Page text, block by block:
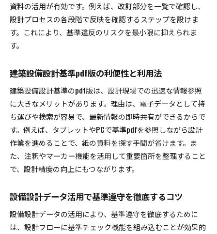
資料の活用が有効です。例えば、改訂部分を一覧で確認し、
設計プロセスの各段階で反映を確認するステップを設けま
す。これにより、基準違反のリスクを最小限に抑えられま
す。
建築設備設計基準pdf版の利便性と利用法
建築設備設計基準のpdf版は、設計現場での迅速な情報参照
に大きなメリットがあります。理由は、電子データとして持
ち運びや検索が容易で、最新情報の即時共有ができるからで
す。例えば、タブレットやPCで基準pdfを参照しながら設計
作業を進めることで、紙の資料を探す手間が省けます。ま
た、注釈やマーカー機能を活用して重要箇所を整理すること
で、設計精度の向上にもつながります。
設備設計データ活用で基準遵守を徹底するコツ
設備設計データの活用により、基準遵守を徹底するために
は、設計フローに基準チェック機能を組み込むことが効果的